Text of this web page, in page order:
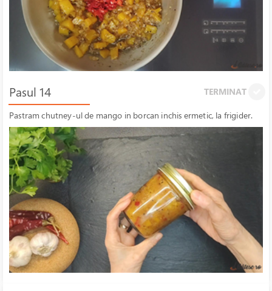
Pasul 14 TERMINAT
Pastram chutney-ul de mango in borcan inchis ermetic, la frigider.